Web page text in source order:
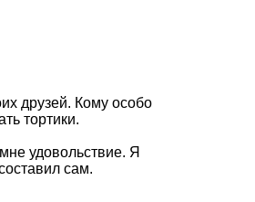
друзей. Кому особо
тортики.
удовольствие. Я
сам.